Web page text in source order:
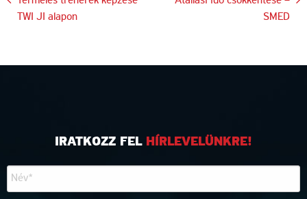
navigáció
TWI JI alapon
SMED
IRATKOZZ FEL HÍRLEVELÜNKRE!